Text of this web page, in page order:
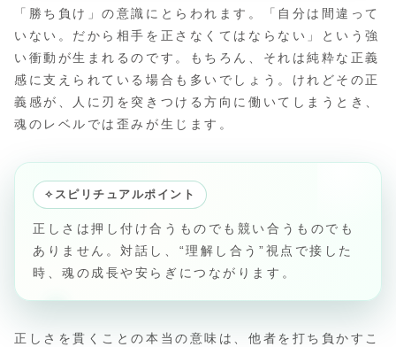
「勝ち負け」の意識にとらわれます。「自分は間違って
いない。だから相手を正さなくてはならない」という強
い衝動が生まれるのです。もちろん、それは純粋な正義
感に支えられている場合も多いでしょう。けれどその正
義感が、人に刃を突きつける方向に働いてしまうとき、
魂のレベルでは歪みが生じます。
✧ スピリチュアルポイント
正しさは押し付け合うものでも競い合うものでも
ありません。対話し、“理解し合う”視点で接した
時、魂の成長や安らぎにつながります。
正しさを貫くことの本当の意味は、他者を打ち負かすこ